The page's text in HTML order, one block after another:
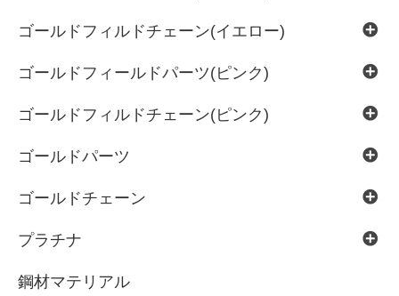
ゴールドフィルドチェーン(イエロー)
ゴールドフィールドパーツ(ピンク)
ゴールドフィルドチェーン(ピンク)
ゴールドパーツ
ゴールドチェーン
プラチナ
鋼材マテリアル